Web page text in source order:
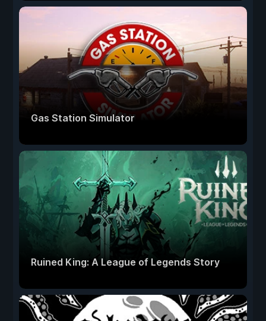
Gas Station Simulator
Ruined King: A League of Legends Story